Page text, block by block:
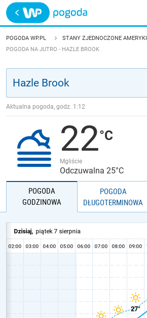
Trwa ładowanie
POLSKA
JAKOŚĆ POWIETRZA
POGODA WP.PL
STANY ZJEDNOCZONE AMERYKI
POGODA NA JUTRO - HAZLE BROOK
Aktualna pogoda, godz. 1:12
22
Mgliście
Odczuwalna 25°C
POGODA
GODZINOWA
POGODA
DŁUGOTERMINOWA